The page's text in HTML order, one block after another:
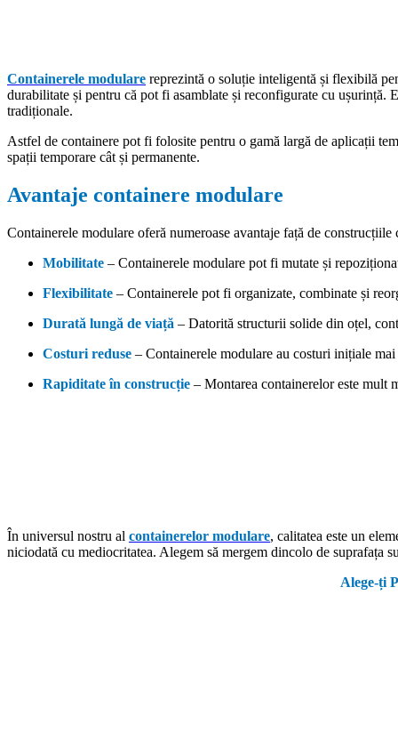
Containerele modulare reprezintă o soluție inteligentă și flexibilă
durabilitate și pentru că pot fi asamblate și reconfigurate cu
tradiționale.
Astfel de containere pot fi folosite pentru o gamă largă de aplicații
spații temporare cât și permanente.
Avantaje containere modulare
Containerele modulare oferă numeroase avantaje față de construcțiile
Mobilitate – Containerele modulare pot fi mutate și
Flexibilitate – Containerele pot fi organizate, combinate și
Durată lungă de viață – Datorită structurii solide din oțel,
Costuri reduse – Containerele modulare au costuri inițiale
Rapiditate în construcție – Montarea containerelor este mult
În universul nostru al containerelor modulare, calitatea este un
niciodată cu mediocritatea. Alegem să mergem dincolo de suprafața
Alege-ți